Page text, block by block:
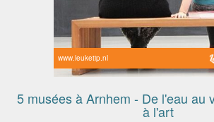
www.leuketip.nl
5 musées à Arnhem - De l'eau au
à l'art